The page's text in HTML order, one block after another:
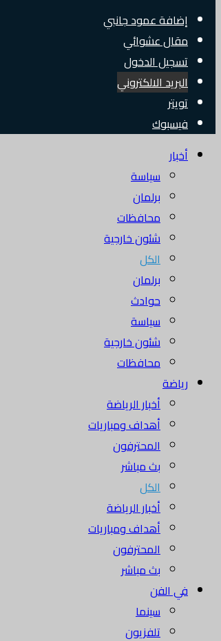
إضافة عمود جانبي
مقال عشوائي
تسجيل الدخول
البريد الالكتروني
تويتر
فيسبوك
أخبار
سياسة
برلمان
محافظات
شئون خارجية
الكل
برلمان
حوادث
سياسة
شئون خارجية
محافظات
رياضة
أخبار الرياضة
أهداف ومباريات
المحترفون
بث مباشر
الكل
أخبار الرياضة
أهداف ومباريات
المحترفون
بث مباشر
في الفن
سينما
تلفزيون